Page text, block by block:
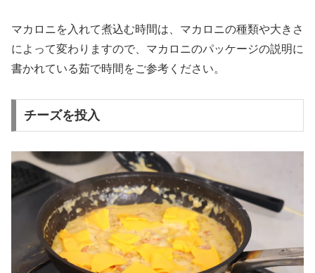
マカロニを入れて煮込む時間は、マカロニの種類や大きさ
によって変わりますので、マカロニのパッケージの説明に
書かれている茹で時間をご参考ください。
チーズを投入